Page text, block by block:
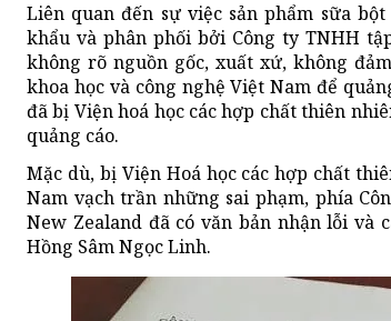
Liên quan đến sự việc sản phẩm sữa
khẩu và phân phối bởi Công ty TNHH
không rõ nguồn gốc, xuất xứ, không
khoa học và công nghệ Việt Nam để
đã bị Viện hoá học các hợp chất thiên
quảng cáo.
Mặc dù, bị Viện Hoá học các hợp chất
Nam vạch trần những sai phạm, phía
New Zealand đã có văn bản nhận lỗi và
Hồng Sâm Ngọc Linh.